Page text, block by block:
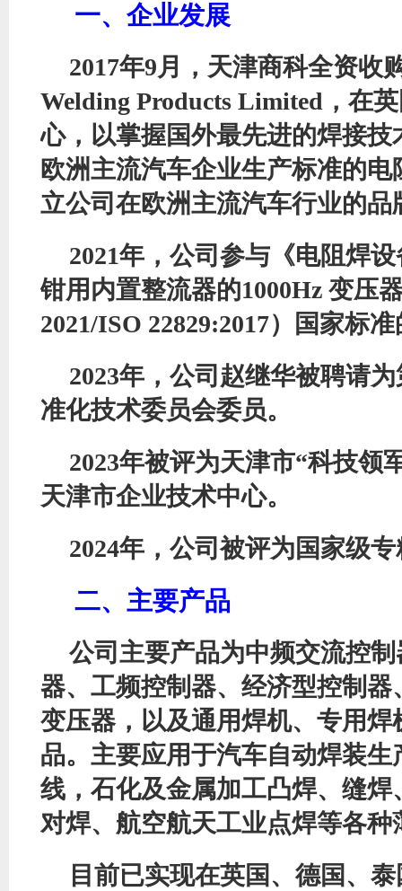
一、企业发展
2017年9月， 天津商科全资收
Welding Products Limited，在
心，以掌握国外最先进的焊接
欧洲主流汽车企业生产标准的
立公司在欧洲主流汽车行业的品
2021年，公司参与《电阻焊
钳用内置整流器的1000Hz 变压
2021/ISO 22829:2017）国家标
2023年，公司赵继华被聘请
准化技术委员会委员。
2023年被评为天津市“科技领
天津市企业技术中心。
2024年，公司被评为国家级
二、主要产品
公司主要产品为中频交流控
器、工频控制器、经济型控制
变压器，以及通用焊机、专用焊
品。主要应用于汽车自动焊装
线，石化及金属加工凸焊、缝
对焊、航空航天工业点焊等各种
目前已实现在英国、德国、